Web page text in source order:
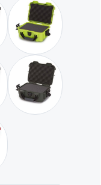
/ mit Würfelschaumstoff
limette / mit
mit Würfelschaumstoff
militär grün / mit
Würfelschaumstoff